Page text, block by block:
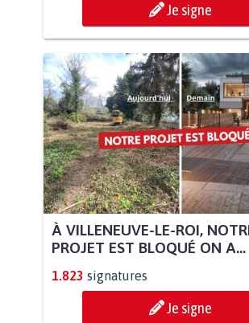
Je signe
À VILLENEUVE-LE-ROI,
PROJET EST BLOQUÉ ON A...
1.823 signatures
Je signe